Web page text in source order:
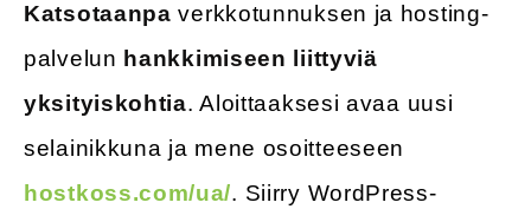
Katsotaanpa verkkotunnuksen ja hosting-
palvelun hankkimiseen liittyviä
yksityiskohtia. Aloittaaksesi avaa uusi
selainikkuna ja mene osoitteeseen
hostkoss.com/ua/. Siirry WordPress-